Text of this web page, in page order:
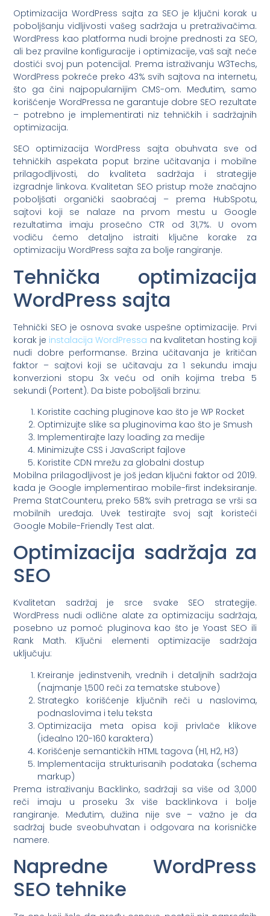
Optimizacija WordPress sajta za SEO je ključni korak u
poboljšanju vidljivosti vašeg sadržaja u pretraživačima.
WordPress kao platforma nudi brojne prednosti za SEO,
ali bez pravilne konfiguracije i optimizacije, vaš sajt neće
dostići svoj pun potencijal. Prema istraživanju W3Techs,
WordPress pokreće preko 43% svih sajtova na internetu,
što ga čini najpopularnijim CMS-om. Međutim, samo
korišćenje WordPressa ne garantuje dobre SEO rezultate
– potrebno je implementirati niz tehničkih i sadržajnih
optimizacija.
SEO optimizacija WordPress sajta obuhvata sve od
tehničkih aspekata poput brzine učitavanja i mobilne
prilagodljivosti, do kvaliteta sadržaja i strategije
izgradnje linkova. Kvalitetan SEO pristup može značajno
poboljšati organički saobraćaj – prema HubSpotu,
sajtovi koji se nalaze na prvom mestu u Google
rezultatima imaju prosečno CTR od 31,7%. U ovom
vodiču ćemo detaljno istraiti ključne korake za
optimizaciju WordPress sajta za bolje rangiranje.
Tehnička optimizacija
WordPress sajta
Tehnički SEO je osnova svake uspešne optimizacije. Prvi
korak je instalacija WordPressa na kvalitetan hosting koji
nudi dobre performanse. Brzina učitavanja je kritičan
faktor – sajtovi koji se učitavaju za 1 sekundu imaju
konverzioni stopu 3x veću od onih kojima treba 5
sekundi (Portent). Da biste poboljšali brzinu:
Koristite caching pluginove kao što je WP Rocket
Optimizujte slike sa pluginovima kao što je Smush
Implementirajte lazy loading za medije
Minimizujte CSS i JavaScript fajlove
Koristite CDN mrežu za globalni dostup
Mobilna prilagodljivost je još jedan ključni faktor od 2019.
kada je Google implementirao mobile-first indeksiranje.
Prema StatCounteru, preko 58% svih pretraga se vrši sa
mobilnih uređaja. Uvek testirajte svoj sajt koristeći
Google Mobile-Friendly Test alat.
Optimizacija sadržaja za
SEO
Kvalitetan sadržaj je srce svake SEO strategije.
WordPress nudi odlične alate za optimizaciju sadržaja,
posebno uz pomoć pluginova kao što je Yoast SEO ili
Rank Math. Ključni elementi optimizacije sadržaja
uključuju:
Kreiranje jedinstvenih, vrednih i detaljnih sadržaja
(najmanje 1,500 reči za tematske stubove)
Strategko korišćenje ključnih reči u naslovima,
podnaslovima i telu teksta
Optimizacija meta opisa koji privlače klikove
(idealno 120-160 karaktera)
Korišćenje semantičkih HTML tagova (H1, H2, H3)
Implementacija strukturisanih podataka (schema
markup)
Prema istraživanju Backlinko, sadržaji sa više od 3,000
reči imaju u proseku 3x više backlinkova i bolje
rangiranje. Međutim, dužina nije sve – važno je da
sadržaj bude sveobuhvatan i odgovara na korisničke
namere.
Napredne WordPress
SEO tehnike